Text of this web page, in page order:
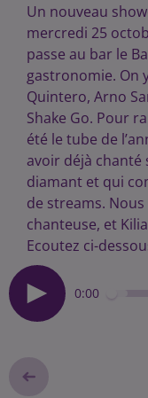
Un nouveau
mercredi 25
passe au bar le
gastronomie. On
Quintero, Arno
Shake Go. Pour
été le tube de
avoir déjà chanté
diamant et qui
de streams.
chanteuse, et
Ecoutez ci-
0:00